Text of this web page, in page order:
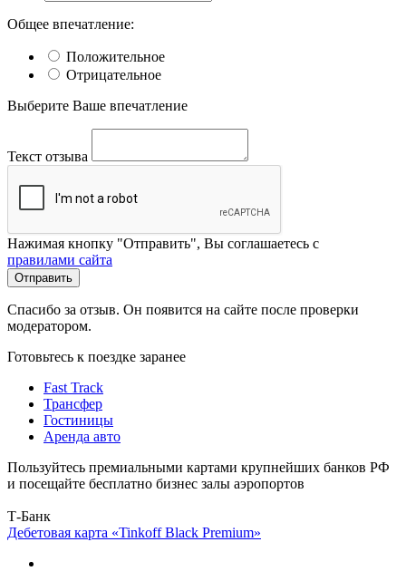
Общее впечатление:
Положительное
Отрицательное
Выберите Ваше впечатление
Текст отзыва
Нажимая кнопку "Отправить", Вы соглашаетесь с
правилами сайта
Отправить
Спасибо за отзыв. Он появится на сайте после проверки
модератором.
Готовьтесь к поездке заранее
Fast Track
Трансфер
Гостиницы
Аренда авто
Пользуйтесь премиальными картами крупнейших банков РФ
и посещайте бесплатно бизнес залы аэропортов
Т-Банк
Дебетовая карта «Tinkoff Black Premium»